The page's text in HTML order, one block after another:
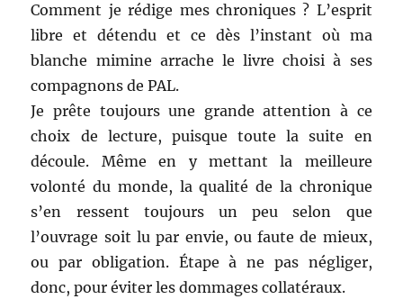
Comment je rédige mes chroniques ? L’esprit
libre et détendu et ce dès l’instant où ma
blanche mimine arrache le livre choisi à ses
compagnons de PAL.
Je prête toujours une grande attention à ce
choix de lecture, puisque toute la suite en
découle. Même en y mettant la meilleure
volonté du monde, la qualité de la chronique
s’en ressent toujours un peu selon que
l’ouvrage soit lu par envie, ou faute de mieux,
ou par obligation. Étape à ne pas négliger,
donc, pour éviter les dommages collatéraux.